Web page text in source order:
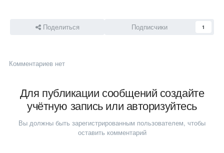
Поделиться Подписчики 1
Комментариев нет
Для публикации сообщений создайте
учётную запись или авторизуйтесь
Вы должны быть зарегистрированным пользователем, чтобы
оставить комментарий